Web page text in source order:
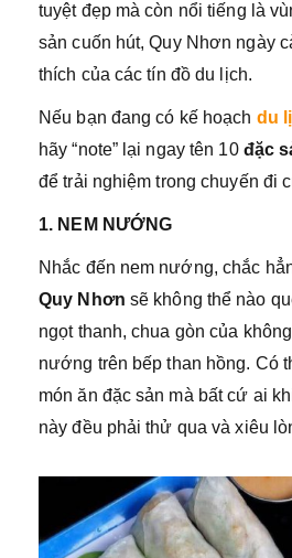
tuyệt đẹp mà còn nổi tiếng là
sản cuốn hút, Quy Nhơn ngày
thích của các tín đồ du lịch.
Nếu bạn đang có kế hoạch du
hãy “note” lại ngay tên 10 đặc
để trải nghiệm trong chuyến đi
1. NEM NƯỚNG
Nhắc đến nem nướng, chắc
Quy Nhơn sẽ không thể nào
ngọt thanh, chua gòn của
nướng trên bếp than hồng. Có
món ăn đặc sản mà bất cứ ai
này đều phải thử qua và xiêu